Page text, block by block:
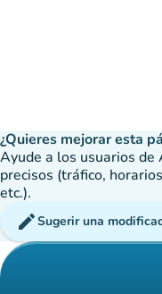
¿Quieres mejorar esta
Ayude a los usuarios de
precisos (tráfico,
etc.).
editSugerir una